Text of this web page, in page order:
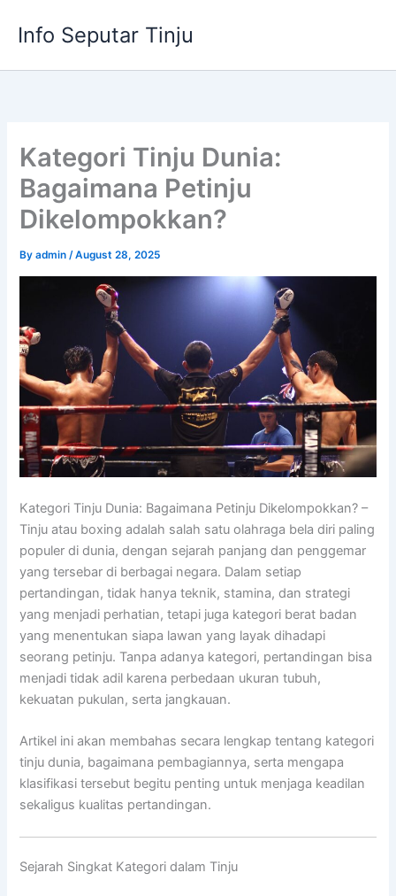
Info Seputar Tinju
Kategori Tinju Dunia:
Bagaimana Petinju
Dikelompokkan?
Byadmin/August 28, 2025
Kategori Tinju Dunia: Bagaimana Petinju Dikelompokkan? –
Tinju atau boxing adalah salah satu olahraga bela diri paling
populer di dunia, dengan sejarah panjang dan penggemar
yang tersebar di berbagai negara. Dalam setiap
pertandingan, tidak hanya teknik, stamina, dan strategi
yang menjadi perhatian, tetapi juga kategori berat badan
yang menentukan siapa lawan yang layak dihadapi
seorang petinju. Tanpa adanya kategori, pertandingan bisa
menjadi tidak adil karena perbedaan ukuran tubuh,
kekuatan pukulan, serta jangkauan.
Artikel ini akan membahas secara lengkap tentang kategori
tinju dunia, bagaimana pembagiannya, serta mengapa
klasifikasi tersebut begitu penting untuk menjaga keadilan
sekaligus kualitas pertandingan.
Sejarah Singkat Kategori dalam Tinju